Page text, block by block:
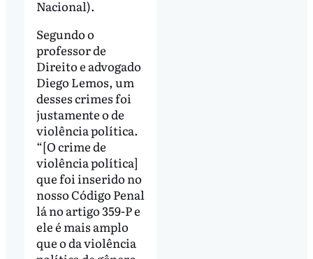
Nacional).
Segundo o
professor de
Direito e advogado
Diego Lemos, um
desses crimes foi
justamente o de
violência política.
“[O crime de
violência política]
que foi inserido no
nosso Código Penal
lá no artigo 359-P e
ele é mais amplo
que o da violência